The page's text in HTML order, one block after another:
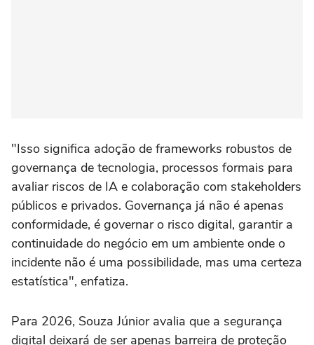
"Isso significa adoção de frameworks robustos de
governança de tecnologia, processos formais para
avaliar riscos de IA e colaboração com stakeholders
públicos e privados. Governança já não é apenas
conformidade, é governar o risco digital, garantir a
continuidade do negócio em um ambiente onde o
incidente não é uma possibilidade, mas uma certeza
estatística", enfatiza.
Para 2026, Souza Júnior avalia que a segurança
digital deixará de ser apenas barreira de proteção